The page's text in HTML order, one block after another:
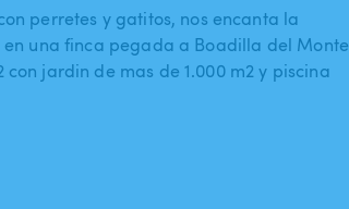
perretes y gatitos, nos encanta la
una finca pegada a Boadilla del Monte
con jardin de mas de 1.000 m2 y piscina